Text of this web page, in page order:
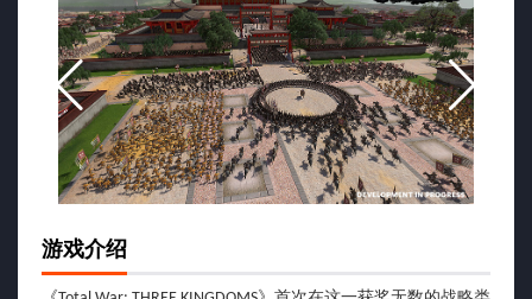
游戏介绍